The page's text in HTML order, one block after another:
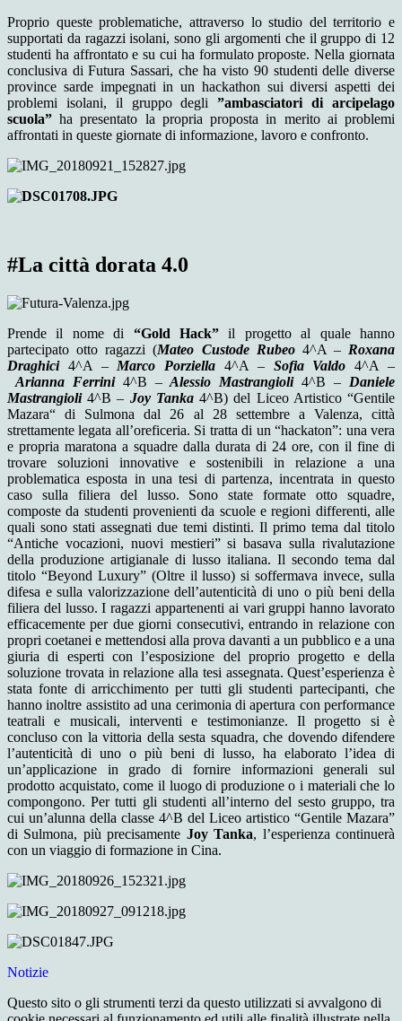
Proprio queste problematiche, attraverso lo studio del territorio e
supportati da ragazzi isolani, sono gli argomenti che il gruppo di 12
studenti ha affrontato e su cui ha formulato proposte. Nella giornata
conclusiva di Futura Sassari, che ha visto 90 studenti delle diverse
province sarde impegnati in un hackathon sui diversi aspetti dei
problemi isolani, il gruppo degli”ambasciatori di arcipelago
scuola” ha presentato la propria proposta in merito ai problemi
affrontati in queste giornate di informazione, lavoro e confronto.
#La città dorata 4.0
Prende il nome di “Gold Hack” il progetto al quale hanno
partecipato otto ragazzi (Mateo Custode Rubeo4^A – Roxana
Draghici4^A – Marco Porziella 4^A – Sofia Valdo 4^A –
Arianna Ferrini4^B –Alessio Mastrangioli4^B – Daniele
Mastrangioli4^B – Joy Tanka4^B) del Liceo Artistico “Gentile
Mazara“ di Sulmona dal 26 al 28 settembre a Valenza, città
strettamente legata all’oreficeria. Si tratta di un “hackaton”: una vera
e propria maratona a squadre dalla durata di 24 ore, con il fine di
trovare soluzioni innovative e sostenibili in relazione a una
problematica esposta in una tesi di partenza, incentrata in questo
caso sulla filiera del lusso. Sono state formate otto squadre,
composte da studenti provenienti da scuole e regioni differenti, alle
quali sono stati assegnati due temi distinti. Il primo tema dal titolo
“Antiche vocazioni, nuovi mestieri” si basava sulla rivalutazione
della produzione artigianale di lusso italiana. Il secondo tema dal
titolo “Beyond Luxury” (Oltre il lusso) si soffermava invece, sulla
difesa e sulla valorizzazione dell’autenticità di uno o più beni della
filiera del lusso. I ragazzi appartenenti ai vari gruppi hanno lavorato
efficacemente per due giorni consecutivi, entrando in relazione con
propri coetanei e mettendosi alla prova davanti a un pubblico e a una
giuria di esperti con l’esposizione del proprio progetto e della
soluzione trovata in relazione alla tesi assegnata. Quest’esperienza è
stata fonte di arricchimento per tutti gli studenti partecipanti, che
hanno inoltre assistito ad una cerimonia di apertura con performance
teatrali e musicali, interventi e testimonianze. Il progetto si è
concluso con la vittoria della sesta squadra, che dovendo difendere
l’autenticità di uno o più beni di lusso, ha elaborato l’idea di
un’applicazione in grado di fornire informazioni generali sul
prodotto acquistato, come il luogo di produzione o i materiali che lo
compongono. Per tutti gli studenti all’interno del sesto gruppo, tra
cui un’alunna della classe 4^B del Liceo artistico “Gentile Mazara”
di Sulmona, più precisamente Joy Tanka, l’esperienza continuerà
con un viaggio di formazione in Cina.
Notizie
Questo sito o gli strumenti terzi da questo utilizzati si avvalgono di